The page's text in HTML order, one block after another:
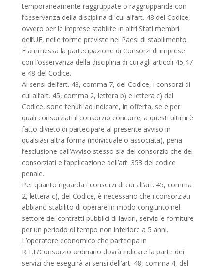
temporaneamente raggruppate o raggruppande con
l’osservanza della disciplina di cui all’art. 48 del Codice,
ovvero per le imprese stabilite in altri Stati membri
dell’UE, nelle forme previste nei Paesi di stabilimento.
È ammessa la partecipazione di Consorzi di imprese
con l’osservanza della disciplina di cui agli articoli 45,47
e 48 del Codice.
Ai sensi dell’art. 48, comma 7, del Codice, i consorzi di
cui all’art. 45, comma 2, lettera b) e lettera c) del
Codice, sono tenuti ad indicare, in offerta, se e per
quali consorziati il consorzio concorre; a questi ultimi è
fatto divieto di partecipare al presente avviso in
qualsiasi altra forma (individuale o associata), pena
l’esclusione dall’Avviso stesso sia del consorzio che dei
consorziati e l’applicazione dell’art. 353 del codice
penale.
Per quanto riguarda i consorzi di cui all’art. 45, comma
2, lettera c), del Codice, è necessario che i consorziati
abbiano stabilito di operare in modo congiunto nel
settore dei contratti pubblici di lavori, servizi e forniture
per un periodo di tempo non inferiore a 5 anni.
L’operatore economico che partecipa in
R.T.I./Consorzio ordinario dovrà indicare la parte dei
servizi che eseguirà ai sensi dell’art. 48, comma 4, del